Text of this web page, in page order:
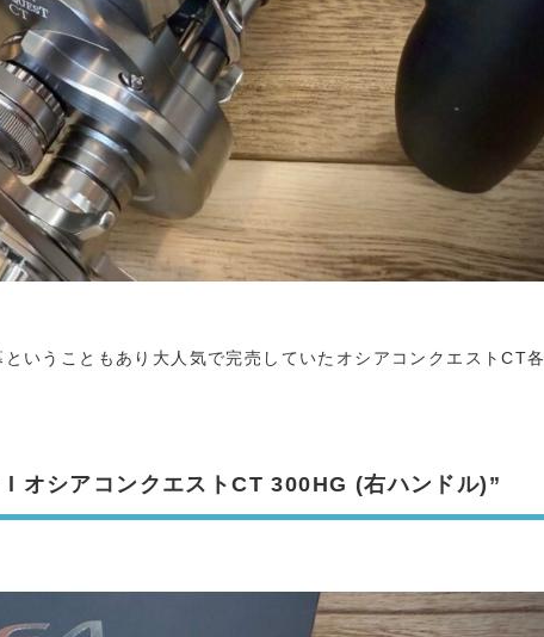
いうこともあり大人気で完売していたオシアコンクエストCT各
オシアコンクエストCT 300HG (右ハンドル)”